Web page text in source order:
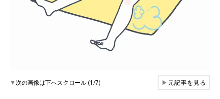
▼次の画像は下へスクロール (1/7) ▶元記事を見る